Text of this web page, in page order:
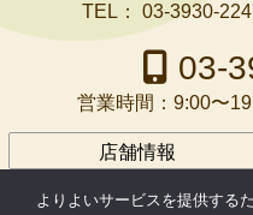
TEL：
03-3930-
03-
営業時間： 9:00〜
店舗情報
よりよいサービスを提供する